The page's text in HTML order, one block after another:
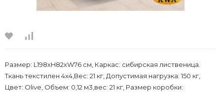
Размер: L198xH82xW76 см, Каркас: сибирская лиственица.
Ткань текстилен 4x4,Вес: 21 кг, Допустимая нагрузка: 150 кг,
Цвет: Olive, Объем: 0,12 м3,вес: 21 кг, Размер коробки: